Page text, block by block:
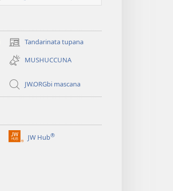
Tandarinata tupana
(abre
una
nueva
MUSHUCCUNA
JW.ORGbi mascana
JW Hub®
(abre